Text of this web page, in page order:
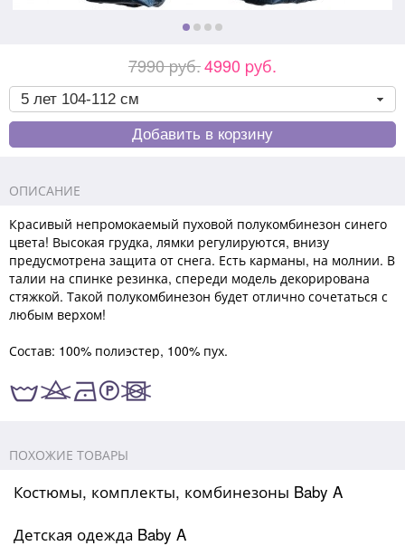
7990 pуб.4990 pуб.
ОПИСАНИЕ
Красивый непромокаемый пуховой полукомбинезон синего
цвета! Высокая грудка, лямки регулируются, внизу
предусмотрена защита от снега. Есть карманы, на молнии. В
талии на спинке резинка, спереди модель декорирована
стяжкой. Такой полукомбинезон будет отлично сочетаться с
любым верхом!
Состав: 100% полиэстер, 100% пух.
ПОХОЖИЕ ТОВАРЫ
Костюмы, комплекты, комбинезоны Baby A
Детская одежда Baby A